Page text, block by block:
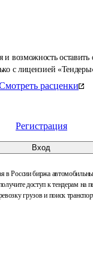
возможность оставить
с лицензией
расценки
Регистрация
Вход
России биржа
доступ к тендерам на
грузов и поиск